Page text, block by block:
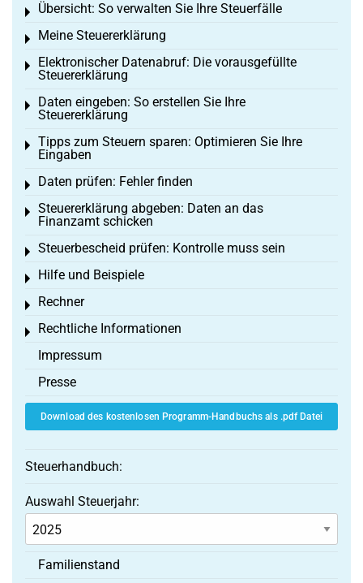
Übersicht: So verwalten Sie Ihre Steuerfälle
Toggle menu
Meine Steuererklärung
Toggle menu
Elektronischer Datenabruf: Die vorausgefüllte
Steuererklärung
Toggle menu
Daten eingeben: So erstellen Sie Ihre
Steuererklärung
Toggle menu
Tipps zum Steuern sparen: Optimieren Sie Ihre
Eingaben
Toggle menu
Daten prüfen: Fehler finden
Toggle menu
Steuererklärung abgeben: Daten an das
Finanzamt schicken
Toggle menu
Steuerbescheid prüfen: Kontrolle muss sein
Toggle menu
Hilfe und Beispiele
Toggle menu
Rechner
Toggle menu
Rechtliche Informationen
Toggle menu
Impressum
Presse
Download des kostenlosen Programm-Handbuchs als .pdf Datei
Steuerhandbuch:
Auswahl Steuerjahr:
Familienstand